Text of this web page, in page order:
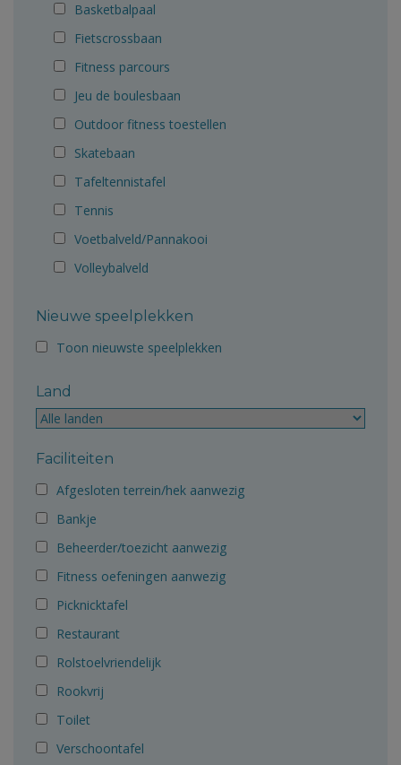
Basketbalpaal
Fietscrossbaan
Fitness parcours
Jeu de boulesbaan
Outdoor fitness toestellen
Skatebaan
Tafeltennistafel
Tennis
Voetbalveld/Pannakooi
Volleybalveld
Nieuwe speelplekken
Toon nieuwste speelplekken
Land
Faciliteiten
Afgesloten terrein/hek aanwezig
Bankje
Beheerder/toezicht aanwezig
Fitness oefeningen aanwezig
Picknicktafel
Restaurant
Rolstoelvriendelijk
Rookvrij
Toilet
Verschoontafel